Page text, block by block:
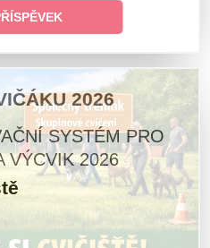
2026
SYSTÉM PRO
VÝCVIK 2026